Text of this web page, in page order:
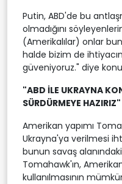
Putin, ABD'de bu
olmadığını
(Amerikalılar) onlar
halde bizim de
güveniyoruz." diye
"ABD İLE UKRAYNA
SÜRDÜRMEYE HAZIRIZ"
Amerikan yapımı
Ukrayna'ya verilmesi
bunun savaş
Tomahawk'ın,
kullanılmasının